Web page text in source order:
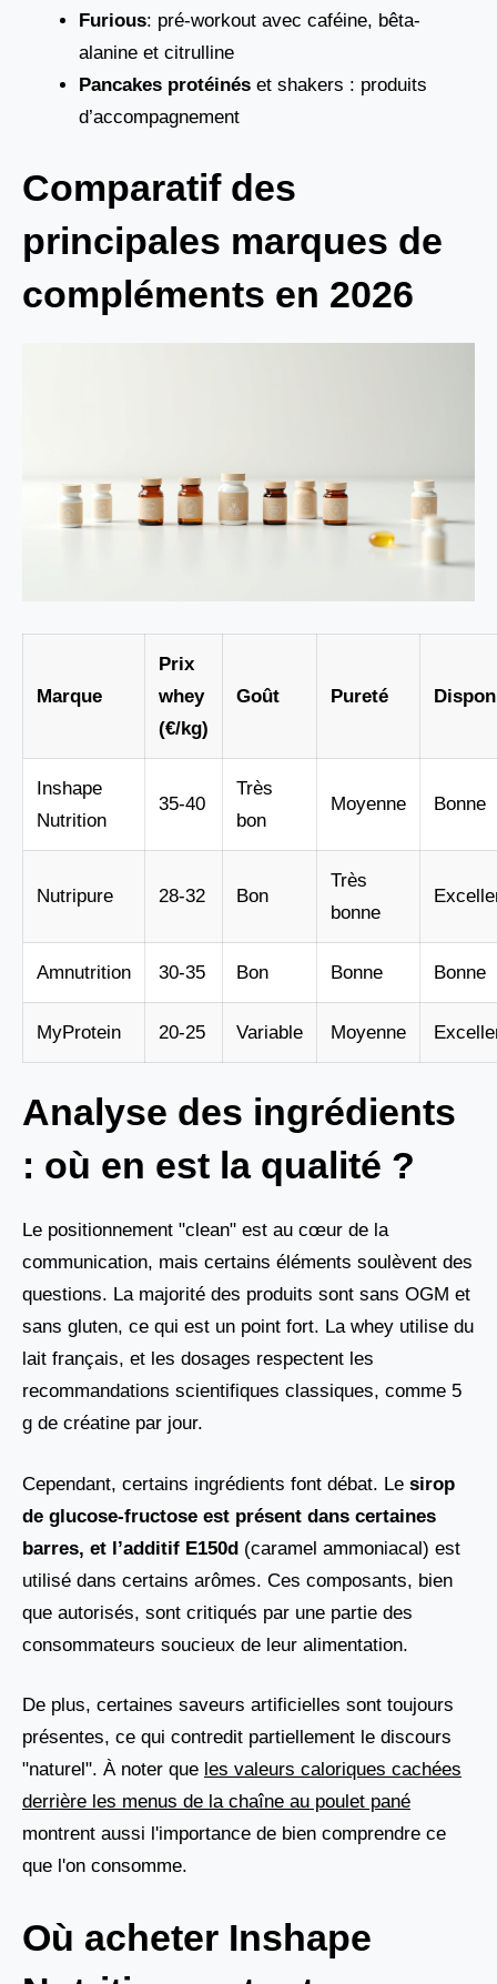
Furious: pré-workout avec caféine, bêta-
alanine et citrulline
Pancakes protéinés et shakers : produits
d’accompagnement
Comparatif des
principales marques de
compléments en 2026
Marque
Prix
whey
(€/kg)
Goût Pureté
Inshape
Nutrition
35-40
Très
bon
Moyenne Bonne
Nutripure 28-32 Bon
Très
bonne
Amnutrition 30-35 Bon Bonne Bonne
MyProtein 20-25 Variable Moyenne
Analyse des ingrédients
: où en est la qualité ?
Le positionnement "clean" est au cœur de la
communication, mais certains éléments soulèvent des
questions. La majorité des produits sont sans OGM et
sans gluten, ce qui est un point fort. La whey utilise du
lait français, et les dosages respectent les
recommandations scientifiques classiques, comme 5
g de créatine par jour.
Cependant, certains ingrédients font débat. Le sirop
de glucose-fructose est présent dans certaines
barres, et l’additif E150d (caramel ammoniacal) est
utilisé dans certains arômes. Ces composants, bien
que autorisés, sont critiqués par une partie des
consommateurs soucieux de leur alimentation.
De plus, certaines saveurs artificielles sont toujours
présentes, ce qui contredit partiellement le discours
"naturel". À noter que les valeurs caloriques cachées
derrière les menus de la chaîne au poulet pané
montrent aussi l'importance de bien comprendre ce
que l'on consomme.
Où acheter Inshape